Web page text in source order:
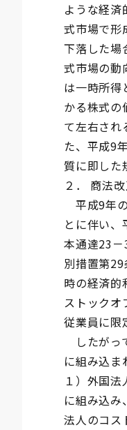
ような経
式市場で形
下落した場
式市場の動
は一時所得
かる株式の
て左右され
た、平成9
質に即した
２． 商法
平成9年
とに伴い
本通達23
別措置第
時の経済的
ストックオ
従業員に限
したがっ
に組み込ま
１）外国
に組み込
法人のコス